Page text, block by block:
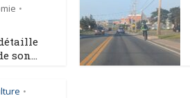
•
son...
•